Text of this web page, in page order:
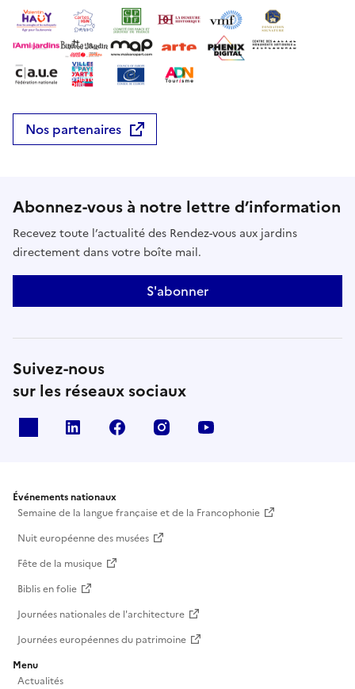
Nos partenaires
Abonnez-vous à notre lettre d’information
Recevez toute l’actualité des Rendez-vous aux jardins
directement dans votre boîte mail.
S'abonner
Suivez-nous
sur les réseaux sociaux
Linkedin Facebook Instagram
Événements nationaux
Semaine de la langue française et de la Francophonie
Nuit européenne des musées
Fête de la musique
Biblis en folie
Journées nationales de l'architecture
Journées européennes du patrimoine
Menu
Actualités